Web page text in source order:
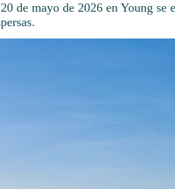
de mayo de 2026 en Young se